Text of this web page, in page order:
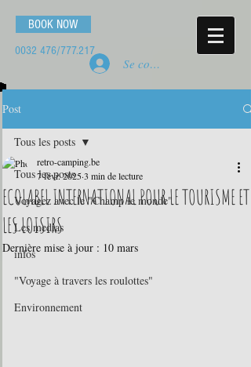
BOOK NOW
0032 476/777.217
Se connecter
Post
Tous les posts
Voyagez avec le "Champ le monde"
Les medias
infos
"Voyage à travers les roulottes"
Environnement
Tous les posts
ECOLABEL INTERNATIONAL POUR LE TOURISME ET
LES LOISIRS
retro-camping.be
7 févr. 20253 min de lecture
Dernière mise à jour : 10 mars